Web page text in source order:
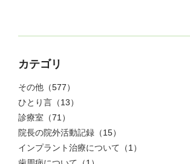
カテゴリ
その他 （577）
ひとり言 （13）
診療室 （71）
院長の院外活動記録 （15）
インプラント治療について （1）